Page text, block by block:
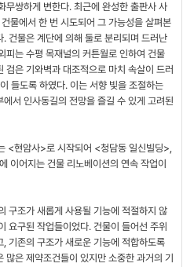
무쌍하게 변한다. 최근에 완성한 출판사 사
물에서 한 번 시도되어 그 가능성을 살펴본
. 건물은 계단에 의해 둘로 분리되며 드러난
피는 수평 목재널의 커튼월로 인하여 건물
검은 기와벽과 대조적으로 마치 속살이 드러
들도록 하였다. 이는 서향 빛을 조절하는
에서 인사동길의 전망을 즐길 수 있게 고려된
<현암사>로 시작되어 <청담동 일신빌딩>,
이어지는 건물 리노베이션의 연속 작업이
구조가 새롭게 사용될 기능에 적절하지 않
요구된 작업들이었다. 건물이 들어선 주위
, 기존의 구조가 새로운 기능에 적합하도록
많은 제약조건들이 있지만 소중한 과거의 기